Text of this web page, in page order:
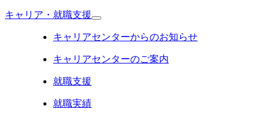
キャリア・就職支援
キャリアセンターからのお知らせ
キャリアセンターのご案内
就職支援
就職実績